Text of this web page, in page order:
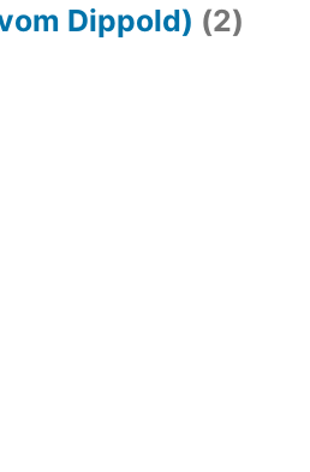
Dippold) (2)